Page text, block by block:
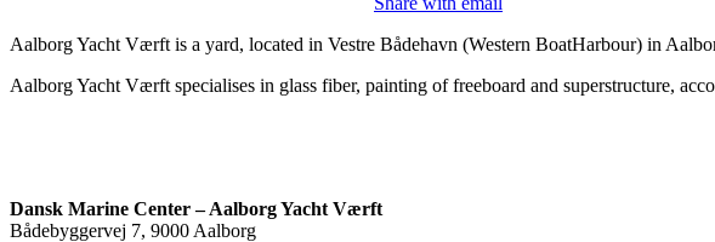
Aalborg Yacht Værft is a yard, located in Vestre Bådehavn (Western BoatHarbour) in
Aalborg Yacht Værft specialises in glass fiber, painting of freeboard and superstructure,
Dansk Marine Center – Aalborg Yacht Værft
Bådebyggervej 7, 9000 Aalborg